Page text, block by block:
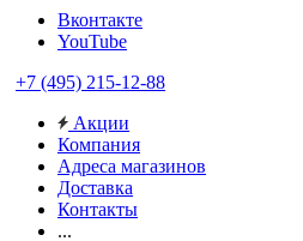
Вконтакте
YouTube
+7 (495) 215-12-88
Акции
Компания
Адреса магазинов
Доставка
Контакты
...